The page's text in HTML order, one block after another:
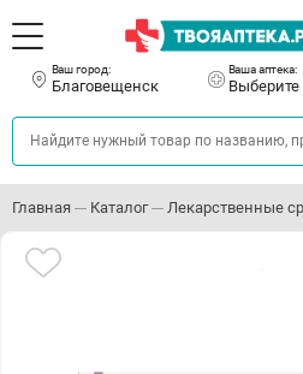
Ваш город:
Благовещенск
Ваша аптека:
Выберите
Главная Каталог Лекарственные